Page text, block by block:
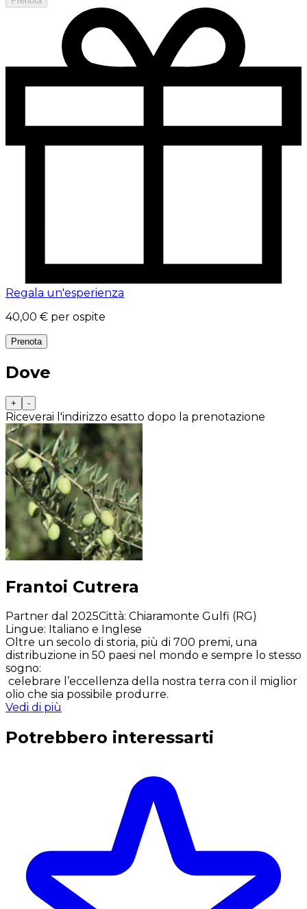
Regala un'esperienza
40,00 € per ospite
Prenota
Dove
+ -
Riceverai l'indirizzo esatto dopo la prenotazione
Frantoi Cutrera
Partner dal 2025Città: Chiaramonte Gulfi (RG)
Lingue: Italiano e Inglese
Oltre un secolo di storia, più di 700 premi, una
distribuzione in 50 paesi nel mondo e sempre lo stesso
sogno:
celebrare l’eccellenza della nostra terra con il miglior
olio che sia possibile produrre.
Vedi di più
Potrebbero interessarti